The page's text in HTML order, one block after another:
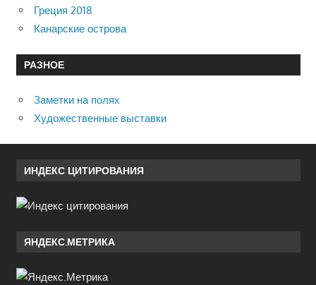
Греция 2018
Канарские острова
РАЗНОЕ
Заметки на полях
Художественные выставки
ИНДЕКС ЦИТИРОВАНИЯ
ЯНДЕКС.МЕТРИКА